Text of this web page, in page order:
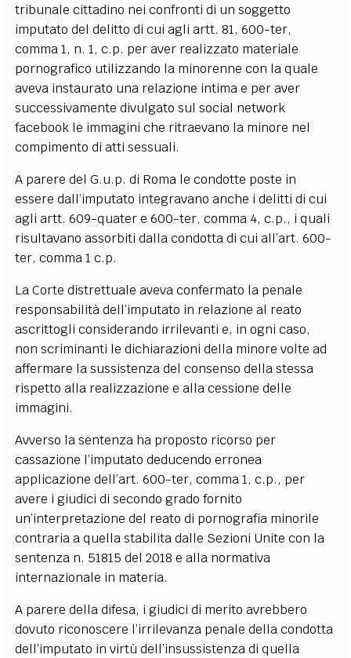
tribunale cittadino nei confronti di un soggetto
imputato del delitto di cui agli artt. 81, 600-ter,
comma 1, n. 1, c.p. per aver realizzato materiale
pornografico utilizzando la minorenne con la quale
aveva instaurato una relazione intima e per aver
successivamente divulgato sul social network
facebook le immagini che ritraevano la minore nel
compimento di atti sessuali.
A parere del G.u.p. di Roma le condotte poste in
essere dall’imputato integravano anche i delitti di cui
agli artt. 609-quater e 600-ter, comma 4, c.p., i quali
risultavano assorbiti dalla condotta di cui all’art. 600-
ter, comma 1 c.p.
La Corte distrettuale aveva confermato la penale
responsabilità dell’imputato in relazione al reato
ascrittogli considerando irrilevanti e, in ogni caso,
non scriminanti le dichiarazioni della minore volte ad
affermare la sussistenza del consenso della stessa
rispetto alla realizzazione e alla cessione delle
immagini.
Avverso la sentenza ha proposto ricorso per
cassazione l’imputato deducendo erronea
applicazione dell’art. 600-ter, comma 1, c.p., per
avere i giudici di secondo grado fornito
un’interpretazione del reato di pornografia minorile
contraria a quella stabilita dalle Sezioni Unite con la
sentenza n. 51815 del 2018 e alla normativa
internazionale in materia.
A parere della difesa, i giudici di merito avrebbero
dovuto riconoscere l’irrilevanza penale della condotta
dell’imputato in virtù dell’insussistenza di quella